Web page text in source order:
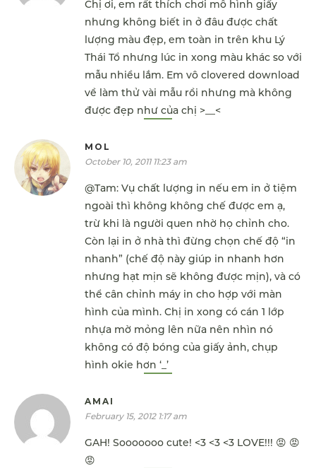
Chị ơi, em rất thích chơi mô hình giấy
nhưng không biết in ở đâu được chất
lượng màu đẹp, em toàn in trên khu Lý
Thái Tổ nhưng lúc in xong màu khác so với
mẫu nhiều lắm. Em vô clovered download
về làm thử vài mẫu rồi nhưng mà không
được đẹp như của chị >__<
MOL
October 10, 2011 11:23 am
@Tam: Vụ chất lượng in nếu em in ở tiệm
ngoài thì không không chế được em ạ,
trừ khi là người quen nhờ họ chỉnh cho.
Còn lại in ở nhà thì đừng chọn chế độ “in
nhanh” (chế độ này giúp in nhanh hơn
nhưng hạt mịn sẽ không được mịn), và có
thể cân chỉnh máy in cho hợp với màn
hình của mình. Chị in xong có cán 1 lớp
nhựa mờ mỏng lên nữa nên nhìn nó
không có độ bóng của giấy ảnh, chụp
hình okie hơn ‘_’
AMAI
February 15, 2012 1:17 am
GAH! Sooooooo cute! <3 <3 <3 LOVE!!! 😡 😡
😡